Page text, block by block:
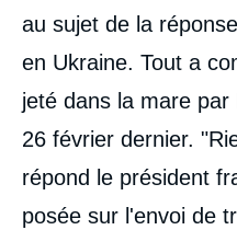
au sujet de la
en Ukraine. Tout a
jeté dans la mare
26 février dernier.
répond le président
posée sur l'envoi de